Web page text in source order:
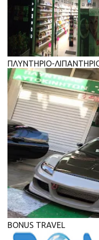
ΠΛΥΝΤΗΡΙΟ-
BONUS TRAVEL